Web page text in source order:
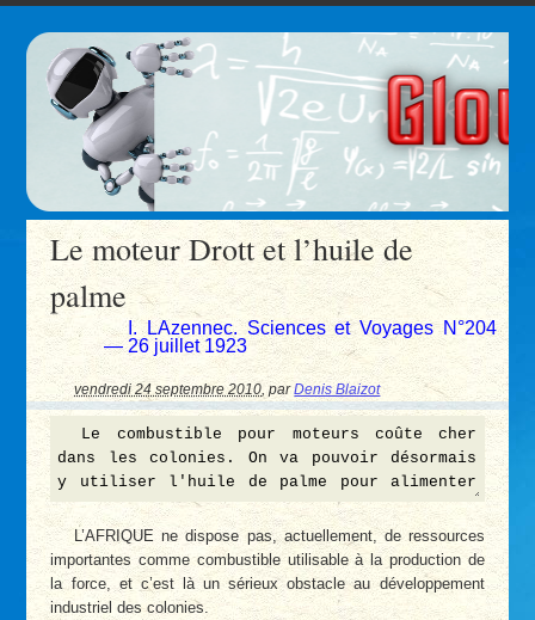
Le moteur Drott et l’huile de
palme
I. LAzennec. Sciences et Voyages N°204
— 26 juillet 1923
vendredi 24 septembre 2010 ,parDenis Blaizot
L’AFRIQUE ne dispose pas, actuellement, de ressources
importantes comme combustible utilisable à la production de
la force, et c’est là un sérieux obstacle au développement
industriel des colonies.